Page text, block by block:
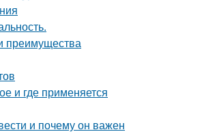
преимущества
и где применяется
и почему он важен